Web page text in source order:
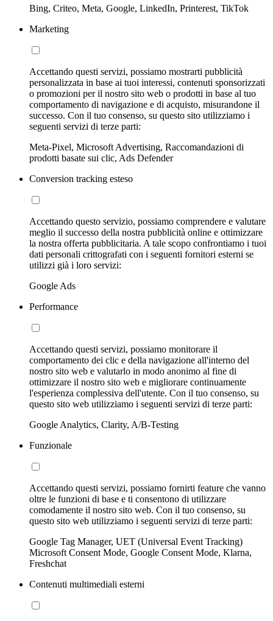
Bing, Criteo, Meta, Google, LinkedIn, Printerest, TikTok
Marketing
Accettando questi servizi, possiamo mostrarti pubblicità
personalizzata in base ai tuoi interessi, contenuti sponsorizzati
o promozioni per il nostro sito web o prodotti in base al tuo
comportamento di navigazione e di acquisto, misurandone il
successo. Con il tuo consenso, su questo sito utilizziamo i
seguenti servizi di terze parti:
Meta-Pixel, Microsoft Advertising, Raccomandazioni di
prodotti basate sui clic, Ads Defender
Conversion tracking esteso
Accettando questo servizio, possiamo comprendere e valutare
meglio il successo della nostra pubblicità online e ottimizzare
la nostra offerta pubblicitaria. A tale scopo confrontiamo i tuoi
dati personali crittografati con i seguenti fornitori esterni se
utilizzi già i loro servizi:
Google Ads
Performance
Accettando questi servizi, possiamo monitorare il
comportamento dei clic e della navigazione all'interno del
nostro sito web e valutarlo in modo anonimo al fine di
ottimizzare il nostro sito web e migliorare continuamente
l'esperienza complessiva dell'utente. Con il tuo consenso, su
questo sito web utilizziamo i seguenti servizi di terze parti:
Google Analytics, Clarity, A/B-Testing
Funzionale
Accettando questi servizi, possiamo fornirti feature che vanno
oltre le funzioni di base e ti consentono di utilizzare
comodamente il nostro sito web. Con il tuo consenso, su
questo sito web utilizziamo i seguenti servizi di terze parti:
Google Tag Manager, UET (Universal Event Tracking)
Microsoft Consent Mode, Google Consent Mode, Klarna,
Freshchat
Contenuti multimediali esterni